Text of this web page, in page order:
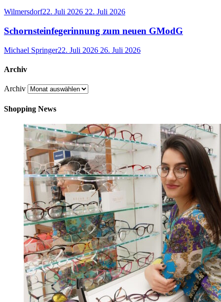
Wilmersdorf22. Juli 2026 22. Juli 2026
Schornsteinfegerinnung zum neuen GModG
Michael Springer22. Juli 2026 26. Juli 2026
Archiv
Archiv
Shopping News